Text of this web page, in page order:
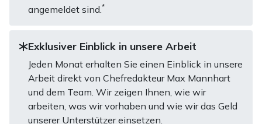
angemeldet sind.*
Exklusiver Einblick in unsere Arbeit
Jeden Monat erhalten Sie einen Einblick in unsere
Arbeit direkt von Chefredakteur Max Mannhart
und dem Team. Wir zeigen Ihnen, wie wir
arbeiten, was wir vorhaben und wie wir das Geld
unserer Unterstützer einsetzen.